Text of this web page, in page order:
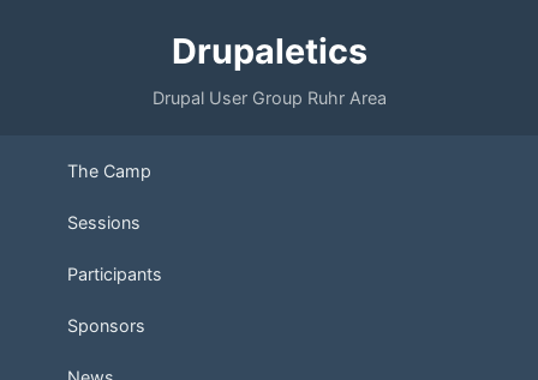
Drupaletics
Drupal User Group Ruhr Area
The Camp
Sessions
Participants
Sponsors